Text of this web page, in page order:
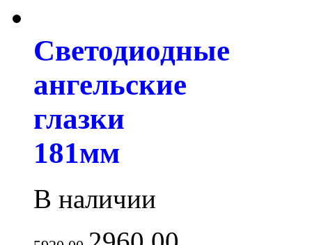
Светодиодные
ангельские
глазки
181мм
В наличии